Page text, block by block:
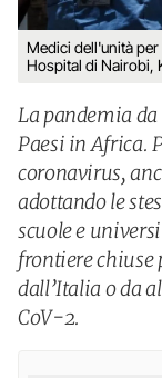
Medici dell'unità
Hospital di Nairobi,
La pandemia
Paesi in Africa.
coronavirus,
adottando le
scuole e
frontiere chiuse
dall’Italia o da
CoV-2.